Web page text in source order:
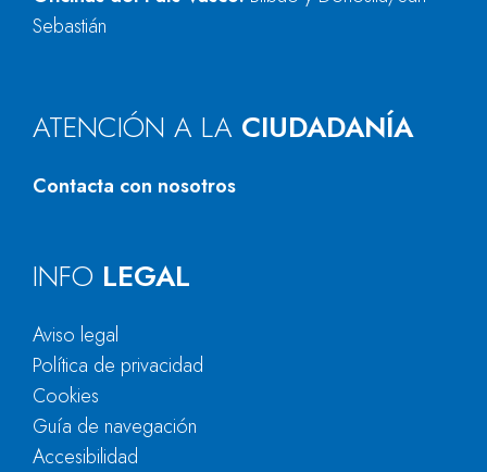
Sebastián
ATENCIÓN A LA CIUDADANÍA
Contacta con nosotros
INFO LEGAL
Aviso legal
Política de privacidad
Cookies
Guía de navegación
Accesibilidad